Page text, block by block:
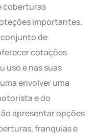
coberturas
importantes.
conjunto de
cotações
uso e nas suas
envolver uma
e do
apresentar opções
franquias e